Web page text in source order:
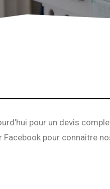
pour un devis
Facebook pour connaitre